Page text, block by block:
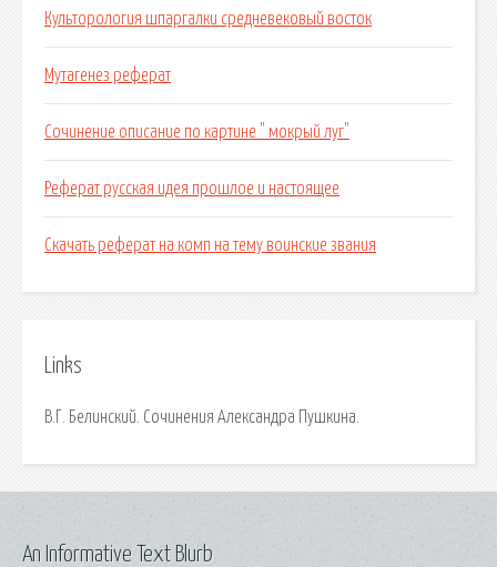
Культорология шпаргалки средневековый восток
Мутагенез реферат
Сочинение описание по картине " мокрый луг"
Реферат русская идея прошлое и настоящее
Скачать реферат на комп на тему воинские звания
Links
В.Г. Белинский. Сочинения Александра Пушкина.
An Informative Text Blurb